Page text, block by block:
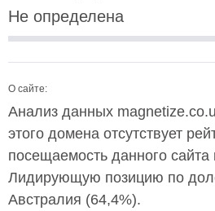
Не определена
О сайте:
Анализ данных
этого домена отсутствует
посещаемость данного сайта
Лидирующую позицию по
Австралия (64,4%).